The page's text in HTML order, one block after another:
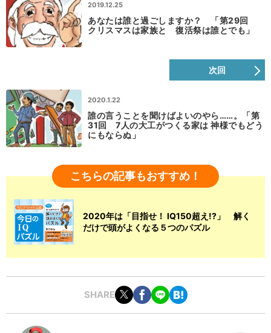
2019.12.25
あなたは誰と過ごしますか？ 「第29回
クリスマスは家族と 復活祭は誰とでも」
次回
2020.1.22
誰の言うことを聞けばよいのやら……。「第
31回 7人の大工がつくる家は 神様でもどう
にもならぬ」
こちらの記事もおすすめ！
2020年は「目指せ！ IQ150超え!?」 解く
だけで頭がよくなる５つのパズル
SHARE